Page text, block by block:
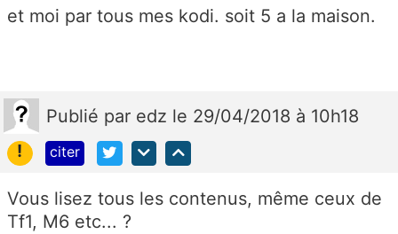
et moi par tous mes kodi. soit 5 a la maison.
Publié par edz le 29/04/2018 à 10h18
!
citer
Vous lisez tous les contenus, même ceux de
Tf1, M6 etc... ?